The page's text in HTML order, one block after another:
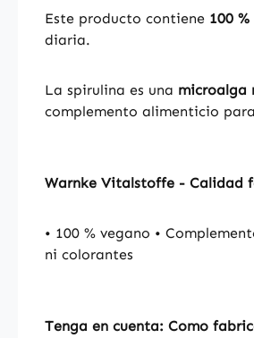
Este producto contiene 100
diaria.
La spirulina es una microalga
complemento alimenticio para
Warnke Vitalstoffe - Calidad
• 100 % vegano •
ni colorantes
Tenga en cuenta: Como